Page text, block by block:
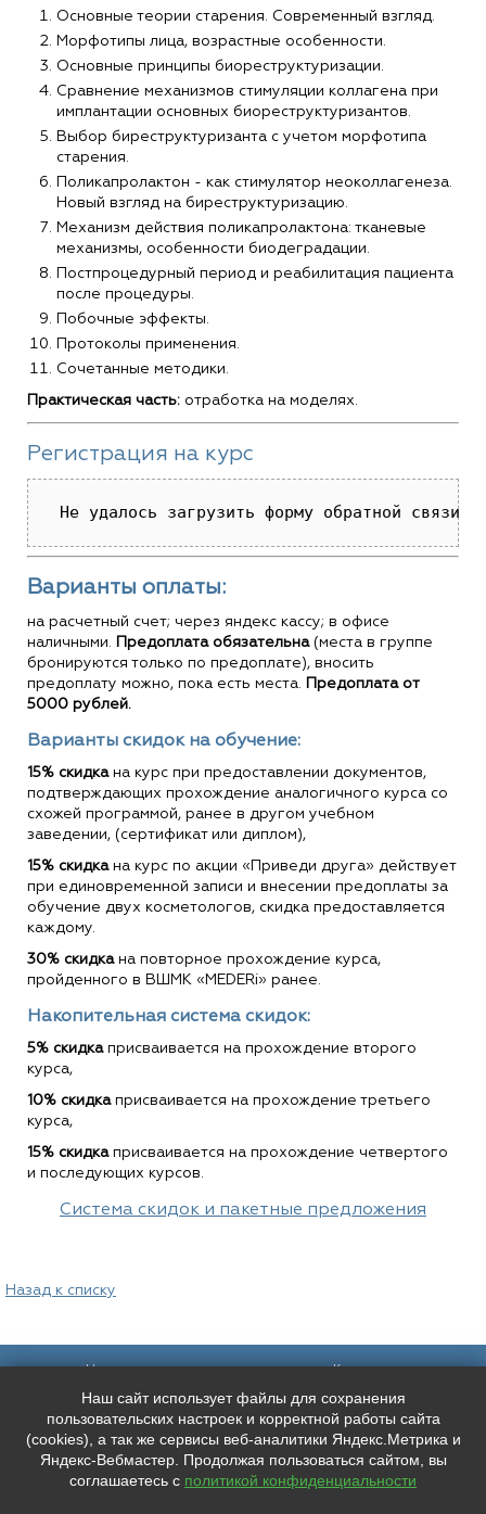
Основные теории старения. Современный взгляд.
Морфотипы лица, возрастные особенности.
Основные принципы биореструктуризации.
Сравнение механизмов стимуляции коллагена при
имплантации основных биореструктуризантов.
Выбор биреструктуризанта с учетом морфотипа
старения.
Поликапролактон - как стимулятор неоколлагенеза.
Новый взгляд на биреструктуризацию.
Механизм действия поликапролактона: тканевые
механизмы, особенности биодеградации.
Постпроцедурный период и реабилитация пациента
после процедуры.
Побочные эффекты.
Протоколы применения.
Сочетанные методики.
Практическая часть: отработка на моделях.
Регистрация на курс
Не удалось загрузить форму обратной
Варианты оплаты:
на расчетный счет; через яндекс кассу; в офисе
наличными. Предоплата обязательна(места в группе
бронируются только по предоплате), вносить
предоплату можно, пока есть места. Предоплата от
5000 рублей.
Варианты скидок на обучение:
15% скидкана курс при предоставлении документов,
подтверждающих прохождение аналогичного курса со
схожей программой, ранее в другом учебном
заведении, (сертификат или диплом),
15% скидка на курс по акции «Приведи друга» действует
при единовременной записи и внесении предоплаты за
обучение двух косметологов, скидка предоставляется
каждому.
30% скидкана повторное прохождение курса,
пройденного в ВШМК «MEDERi» ранее.
Накопительная система скидок:
5% скидка присваивается на прохождение второго
курса,
10% скидкаприсваивается на прохождение третьего
курса,
15% скидкаприсваивается на прохождение четвертого
и последующих курсов.
Система скидок и пакетные предложения
Назад к списку
ООО "ЛУЧШЕЕ ЛИЦО"
Наш адрес:
Санкт-Петербург,
Каменноостровский пр. 61/2, вход в
арку со стороны улицы Чапыгина
Режим работы: пн - пт: 10:00 - 18:00
Контакты:
+7 (921) 9606133
+7 (991) 0165010
mederispb@yandex.ru
Мы в социальных сетях:
Наш сайт использует файлы для сохранения
пользовательских настроек и корректной работы сайта
(cookies), а так же сервисы веб-аналитики Яндекс.Метрика и
Яндекс-Вебмастер. Продолжая пользоваться сайтом, вы
соглашаетесь с политикой конфиденциальности